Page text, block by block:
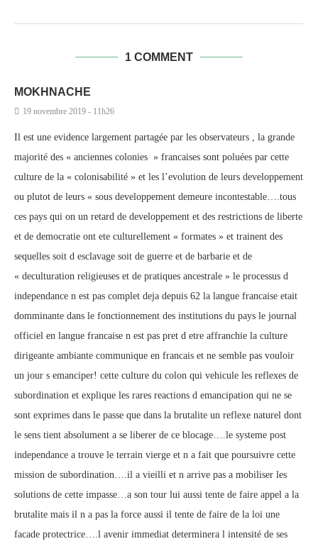
1 COMMENT
MOKHNACHE
19 novembre 2019 - 11h26
Il est une evidence largement partagée par les observateurs , la grande
majorité des « anciennes colonies » francaises sont poluées par cette
culture de la « colonisabilité » et les l’evolution de leurs developpement
ou plutot de leurs « sous developpement demeure incontestable….tous
ces pays qui on un retard de developpement et des restrictions de liberte
et de democratie ont ete culturellement « formates » et trainent des
sequelles soit d esclavage soit de guerre et de barbarie et de
« deculturation religieuses et de pratiques ancestrale » le processus d
independance n est pas complet deja depuis 62 la langue francaise etait
domminante dans le fonctionnement des institutions du pays le journal
officiel en langue francaise n est pas pret d etre affranchie la culture
dirigeante ambiante communique en francais et ne semble pas vouloir
un jour s emanciper! cette culture du colon qui vehicule les reflexes de
subordination et explique les rares reactions d emancipation qui ne se
sont exprimes dans le passe que dans la brutalite un reflexe naturel dont
le sens tient absolument a se liberer de ce blocage….le systeme post
independance a trouve le terrain vierge et n a fait que poursuivre cette
mission de subordination….il a vieilli et n arrive pas a mobiliser les
solutions de cette impasse…a son tour lui aussi tente de faire appel a la
brutalite mais il n a pas la force aussi il tente de faire de la loi une
facade protectrice….l avenir immediat determinera l intensité de ses